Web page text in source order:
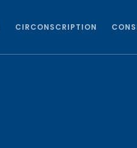
CIRCONSCRIPTION